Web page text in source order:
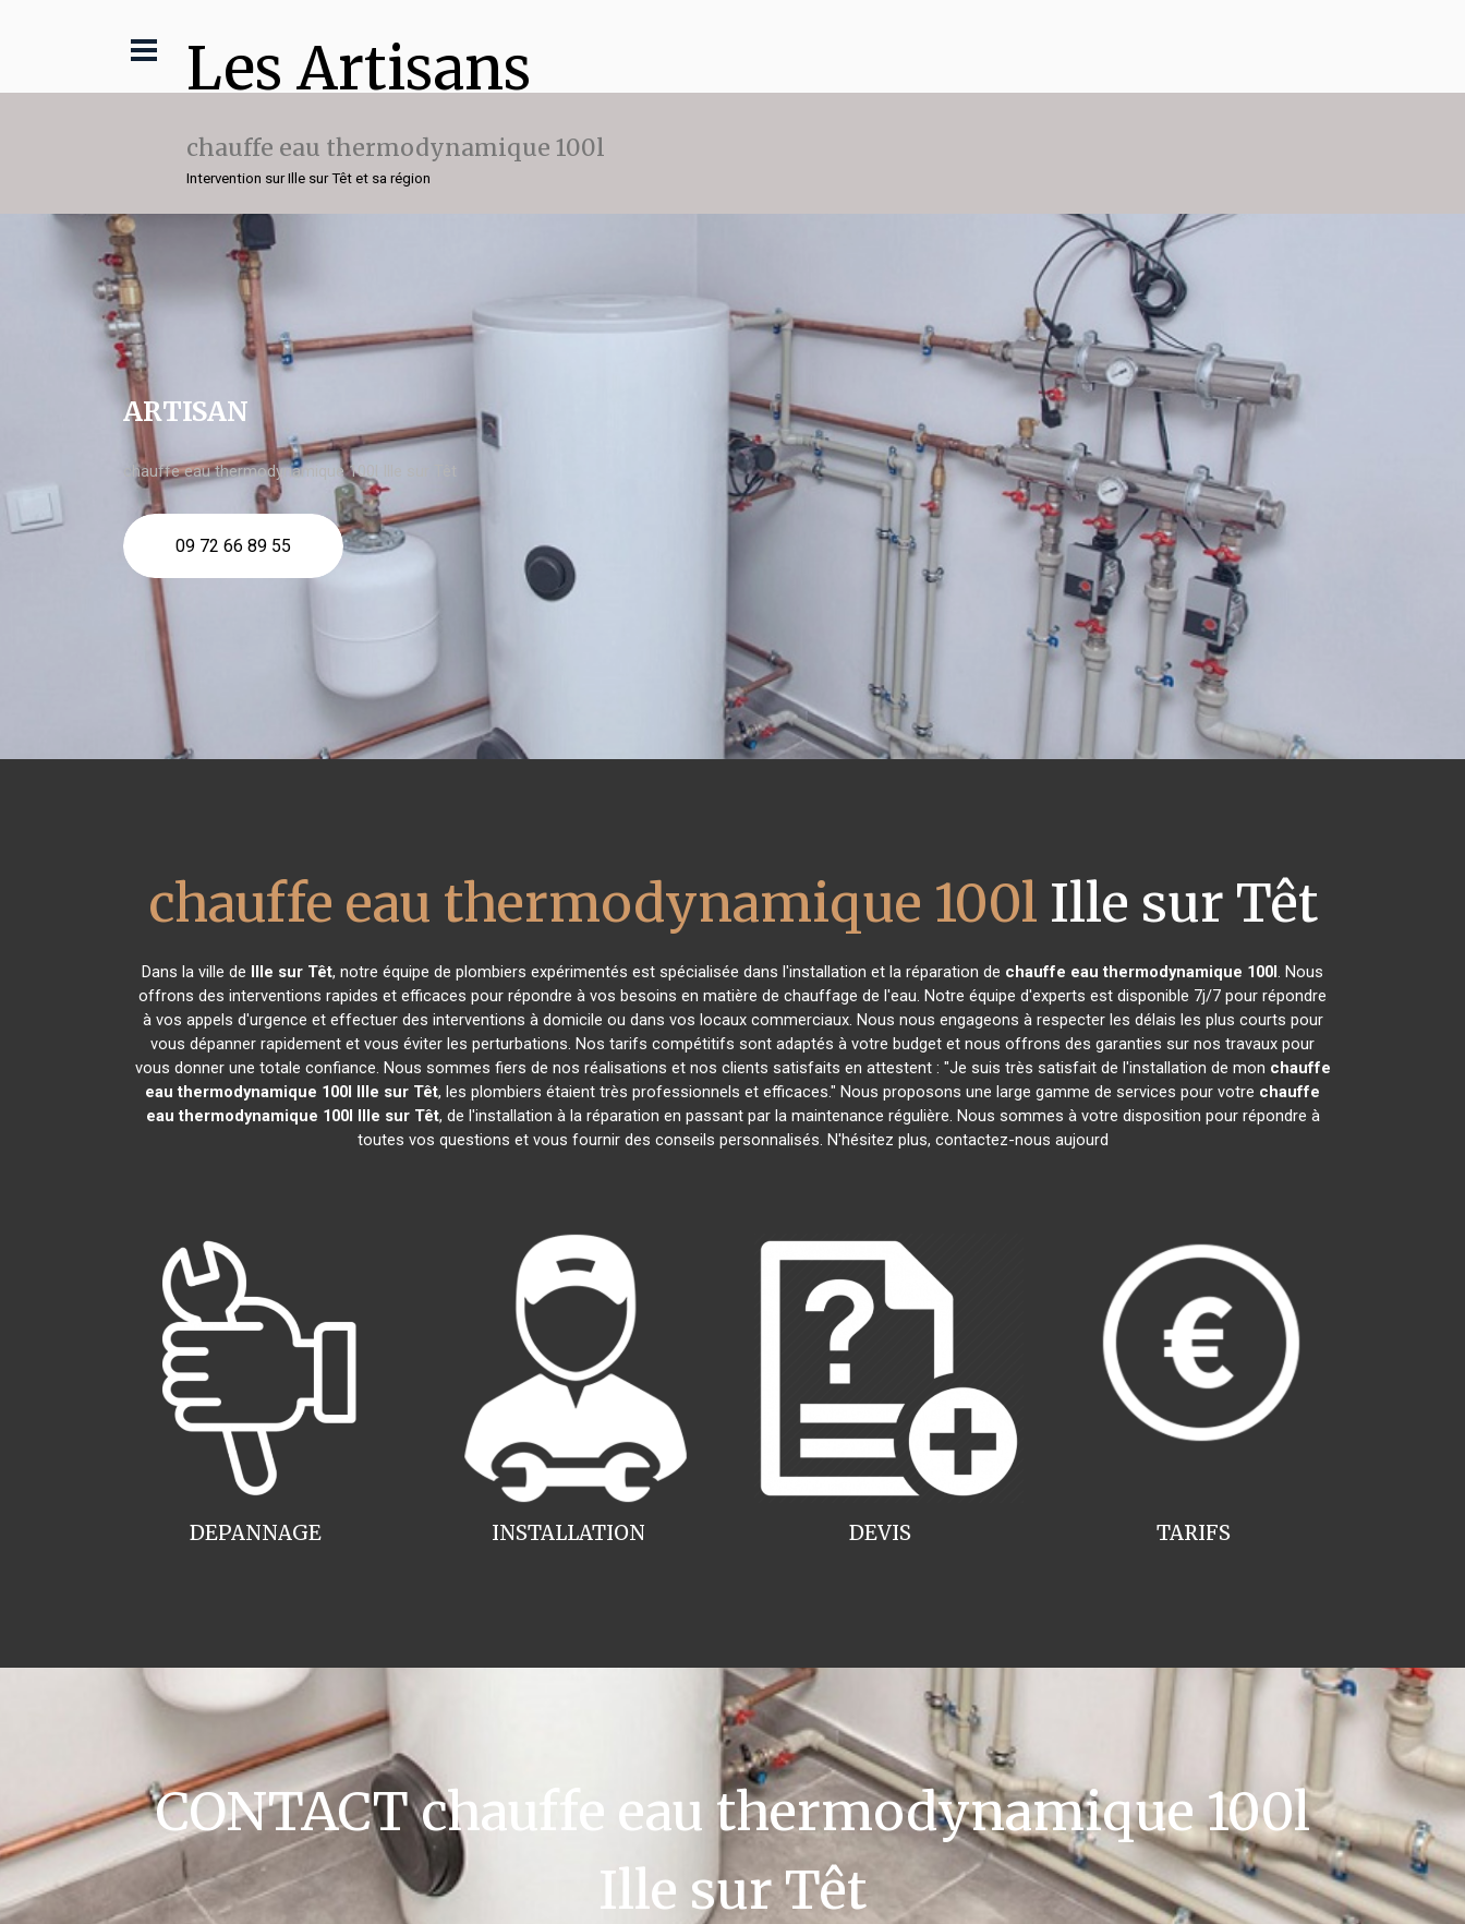
Les Artisans
chauffe eau thermodynamique 100l
Intervention sur Ille sur Têt et sa région
ARTISAN
chauffe eau thermodynamique 100l Ille sur Têt
09 72 66 89 55
chauffe eau thermodynamique 100l Ille sur Têt
Dans la ville de Ille sur Têt, notre équipe de plombiers expérimentés est spécialisée dans l'installation et la réparation de chauffe eau thermodynamique 100l. Nous
offrons des interventions rapides et efficaces pour répondre à vos besoins en matière de chauffage de l'eau. Notre équipe d'experts est disponible 7j/7 pour répondre
à vos appels d'urgence et effectuer des interventions à domicile ou dans vos locaux commerciaux. Nous nous engageons à respecter les délais les plus courts pour
vous dépanner rapidement et vous éviter les perturbations. Nos tarifs compétitifs sont adaptés à votre budget et nous offrons des garanties sur nos travaux pour
vous donner une totale confiance. Nous sommes fiers de nos réalisations et nos clients satisfaits en attestent : "Je suis très satisfait de l'installation de mon chauffe
eau thermodynamique 100l Ille sur Têt, les plombiers étaient très professionnels et efficaces." Nous proposons une large gamme de services pour votre chauffe
eau thermodynamique 100l Ille sur Têt, de l'installation à la réparation en passant par la maintenance régulière. Nous sommes à votre disposition pour répondre à
toutes vos questions et vous fournir des conseils personnalisés. N'hésitez plus, contactez-nous aujourd
INSTALLATION
DEPANNAGE TARIFS
DEVIS
CONTACT chauffe eau thermodynamique 100l
Ille sur Têt